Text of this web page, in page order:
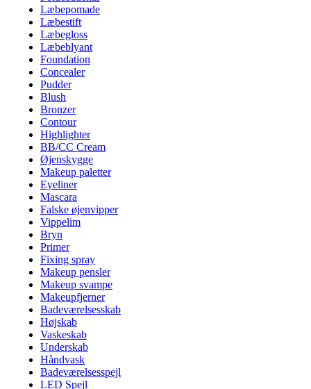
Læbepomade
Læbestift
Læbegloss
Læbeblyant
Foundation
Concealer
Pudder
Blush
Bronzer
Contour
Highlighter
BB/CC Cream
Øjenskygge
Makeup paletter
Eyeliner
Mascara
Falske øjenvipper
Vippelim
Bryn
Primer
Fixing spray
Makeup pensler
Makeup svampe
Makeupfjerner
Badeværelsesskab
Højskab
Vaskeskab
Underskab
Håndvask
Badeværelsesspejl
LED Spejl